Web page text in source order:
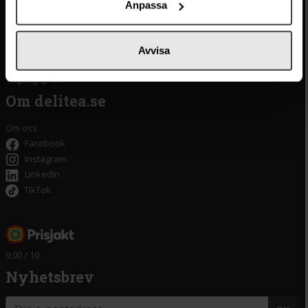
Anpassa
Avvisa
Integritetspolicy
Tillgänglighet
Olivolja
Oliver
Pistagekräm
Om delitea.se
Om oss
Facebook
Instagram
LinkedIn
TikTok
9,00 / 10
Nyhetsbrev